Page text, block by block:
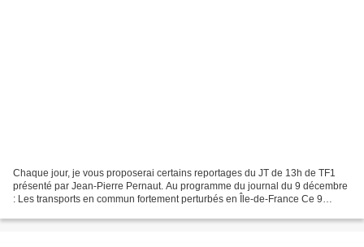
Chaque jour, je vous proposerai certains reportages du JT de 13h de TF1
présenté par Jean-Pierre Pernaut. Au programme du journal du 9 décembre
: Les transports en commun fortement perturbés en Île-de-France Ce 9